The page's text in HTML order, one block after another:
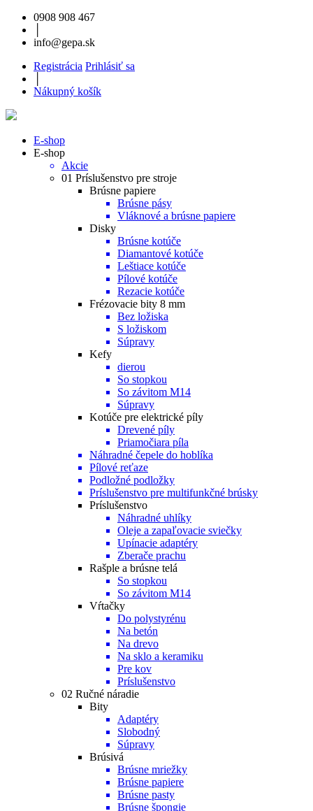
0908 908 467
info@gepa.sk
Registrácia Prihlásiť sa
Nákupný košík
E-shop
E-shop
Akcie
01 Príslušenstvo pre stroje
Brúsne papiere
Brúsne pásy
Vláknové a brúsne papiere
Disky
Brúsne kotúče
Diamantové kotúče
Leštiace kotúče
Pílové kotúče
Rezacie kotúče
Frézovacie bity 8 mm
Bez ložiska
S ložiskom
Súpravy
Kefy
dierou
So stopkou
So závitom M14
Súpravy
Kotúče pre elektrické píly
Drevené píly
Priamočiara píla
Náhradné čepele do hoblíka
Pílové reťaze
Podložné podložky
Príslušenstvo pre multifunkčné brúsky
Príslušenstvo
Náhradné uhlíky
Oleje a zapaľovacie sviečky
Upínacie adaptéry
Zberače prachu
Rašple a brúsne telá
So stopkou
So závitom M14
Vŕtačky
Do polystyrénu
Na betón
Na drevo
Na sklo a keramiku
Pre kov
Príslušenstvo
02 Ručné náradie
Bity
Adaptéry
Slobodný
Súpravy
Brúsivá
Brúsne mriežky
Brúsne papiere
Brúsne pasty
Brúsne špongie